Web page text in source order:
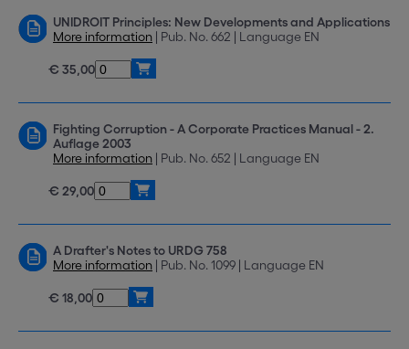
UNIDROIT Principles: New Developments and Applications
More information | Pub. No. 662 | Language EN
€ 35,00
Fighting Corruption - A Corporate Practices Manual - 2.
Auflage 2003
More information | Pub. No. 652 | Language EN
€ 29,00
A Drafter's Notes to URDG 758
More information | Pub. No. 1099 | Language EN
€ 18,00